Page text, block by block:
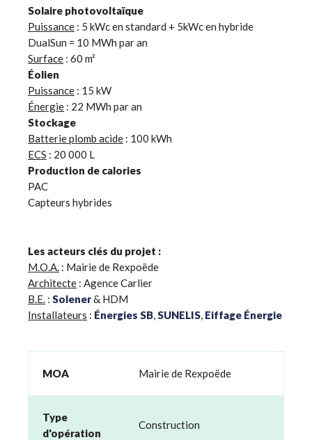
Solaire photovoltaïque
Puissance : 5 kWc en standard + 5kWc en hybride
DualSun = 10 MWh par an
Surface : 60 m²
Éolien
Puissance : 15 kW
Énergie : 22 MWh par an
Stockage
Batterie plomb acide : 100 kWh
ECS : 20 000 L
Production de calories
PAC
Capteurs hybrides
Les acteurs clés du projet :
M.O.A. : Mairie de Rexpoëde
Architecte : Agence Carlier
B.E. : Solener& HDM
Installateurs : Énergies SB,SUNELIS, Eiffage Énergie
MOA Mairie de Rexpoëde
Type
d'opération
Construction